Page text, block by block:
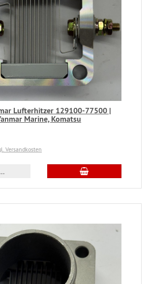
Lufterhitzer 129100-77500 |
Marine, Komatsu
Versandkosten